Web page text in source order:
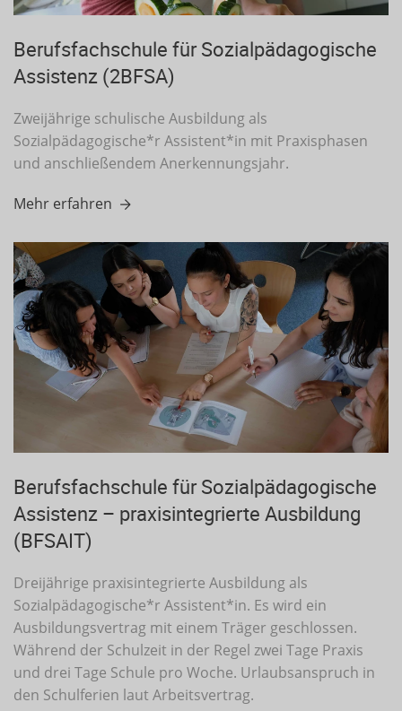
Berufsfachschule für Sozialpädagogische
Assistenz (2BFSA)
Zweijährige schulische Ausbildung als
Sozialpädagogische*r Assistent*in mit Praxisphasen
und anschließendem Anerkennungsjahr.
Mehr erfahren
Berufsfachschule für Sozialpädagogische
Assistenz – praxisintegrierte Ausbildung
(BFSAIT)
Dreijährige praxisintegrierte Ausbildung als
Sozialpädagogische*r Assistent*in. Es wird ein
Ausbildungsvertrag mit einem Träger geschlossen.
Während der Schulzeit in der Regel zwei Tage Praxis
und drei Tage Schule pro Woche. Urlaubsanspruch in
den Schulferien laut Arbeitsvertrag.